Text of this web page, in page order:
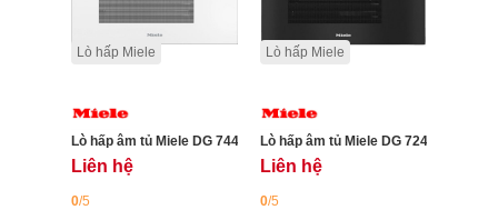
Lò hấp Miele
Lò hấp âm tủ Miele DG 7440 BRWS - 40 lit, nhập khẩu Đức
Liên hệ
0/5
Lò hấp Miele
Lò hấp âm tủ Miele DG 7240 - 40 lit,
Liên hệ
0/5